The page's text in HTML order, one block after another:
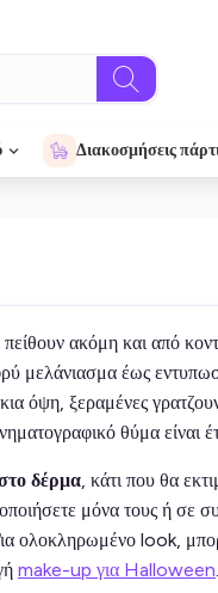
Διακοσμήσεις
ακόμη και από
μελάνιασμα έως
όψη, ξεραμένες
θύμα είναι
δέρμα, κάτι που θα
μόνα τους ή
ολοκληρωμένο look,
make-up για Halloween.